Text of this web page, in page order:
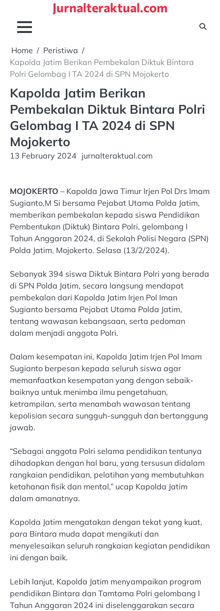
content
Jurnalteraktual.com
Home
Peristiwa
Kapolda Jatim Berikan Pembekalan Diktuk Bintara
Polri Gelombag I TA 2024 di SPN Mojokerto
Kapolda Jatim Berikan
Pembekalan Diktuk Bintara Polri
Gelombag I TA 2024 di SPN
Mojokerto
13 February 2024 jurnalteraktual.com
MOJOKERTO – Kapolda Jawa Timur Irjen Pol Drs Imam
Sugianto,M Si bersama Pejabat Utama Polda Jatim,
memberikan pembekalan kepada siswa Pendidikan
Pembentukan (Diktuk) Bintara Polri, gelombang I
Tahun Anggaran 2024, di Sekolah Polisi Negara (SPN)
Polda Jatim, Mojokerto. Selasa (13/2/2024).
Sebanyak 394 siswa Diktuk Bintara Polri yang berada
di SPN Polda Jatim, secara langsung mendapat
pembekalan dari Kapolda Jatim Irjen Pol Iman
Sugianto bersama Pejabat Utama Polda Jatim,
tentang wawasan kebangsaan, serta pedoman
dalam menjadi anggota Polri.
Dalam kesempatan ini, Kapolda Jatim Irjen Pol Imam
Sugianto berpesan kepada seluruh siswa agar
memanfaatkan kesempatan yang dengan sebaik-
baiknya untuk menimba ilmu pengetahuan,
ketrampilan, serta menambah wawasan tentang
kepolisian secara sungguh-sungguh dan bertanggung
jawab.
“Sebagai anggota Polri selama pendidikan tentunya
dihadapkan dengan hal baru, yang tersusun didalam
rangkaian pendidikan, pelatihan yang membutuhkan
ketahanan fisik dan mental,” ucap Kapolda Jatim
dalam amanatnya.
Kapolda Jatim mengatakan dengan tekat yang kuat,
para Bintara muda dapat mengikuti dan
menyelesaikan seluruh rangkaian kegiatan pendidikan
ini dengan baik.
Lebih lanjut, Kapolda Jatim menyampaikan program
pendidikan Bintara dan Tamtama Polri gelombang I
Tahun Anggaran 2024 ini diselenggarakan secara